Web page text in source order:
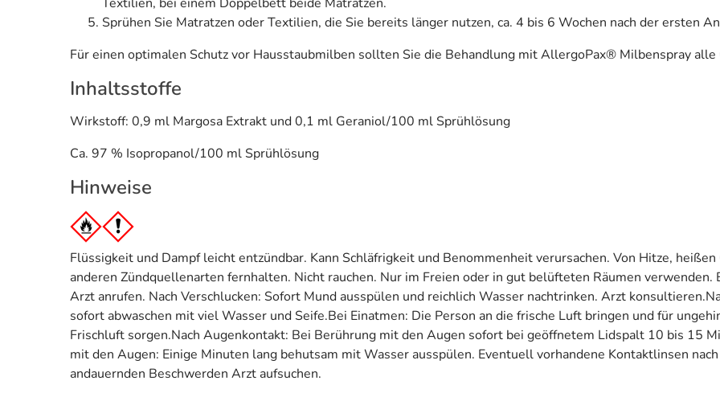
Sprühen Sie Matratzen oder Textilien, die Sie bereits länger nutzen, ca. 4 bis 6 Wochen nach der ersten
Für einen optimalen Schutz vor Hausstaubmilben sollten Sie die Behandlung mit AllergoPax® Milbenspray
Inhaltsstoffe
Wirkstoff: 0,9 ml Margosa Extrakt und 0,1 ml Geraniol/100 ml Sprühlösung
Ca. 97 % Isopropanol/100 ml Sprühlösung
Hinweise
Flüssigkeit und Dampf leicht entzündbar. Kann Schläfrigkeit und Benommenheit verursachen. Von Hitze,
anderen Zündquellenarten fernhalten. Nicht rauchen. Nur im Freien oder in gut belüfteten Räumen
Arzt anrufen. Nach Verschlucken: Sofort Mund ausspülen und reichlich Wasser nachtrinken. Arzt
sofort abwaschen mit viel Wasser und Seife.Bei Einatmen: Die Person an die frische Luft bringen und für
Frischluft sorgen.Nach Augenkontakt: Bei Berührung mit den Augen sofort bei geöffnetem Lidspalt 10 bis 15
mit den Augen: Einige Minuten lang behutsam mit Wasser ausspülen. Eventuell vorhandene Kontaktlinsen
andauernden Beschwerden Arzt aufsuchen.